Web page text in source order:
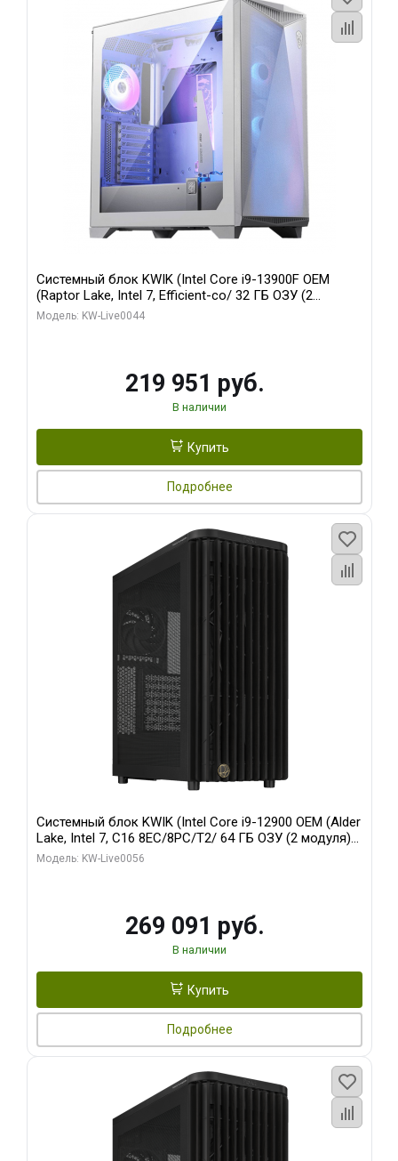
Системный блок KWIK (Intel Core i9-13900F OEM
(Raptor Lake, Intel 7, Efficient-co/ 32 ГБ ОЗУ (2
модуля)/ Gigabyte RTX5070Ti AERO OC 16GB GDDR7
Модель: KW-Live0044
219 951 руб.
В наличии
Купить
Подробнее
Системный блок KWIK (Intel Core i9-12900 OEM (Alder
Lake, Intel 7, C16 8EC/8PC/T2/ 64 ГБ ОЗУ (2 модуля)/
Palit RTX5080 INFINITY 3 OC 16GB GDDR7 256bit 3xDP
Модель: KW-Live0056
269 091 руб.
В наличии
Купить
Подробнее